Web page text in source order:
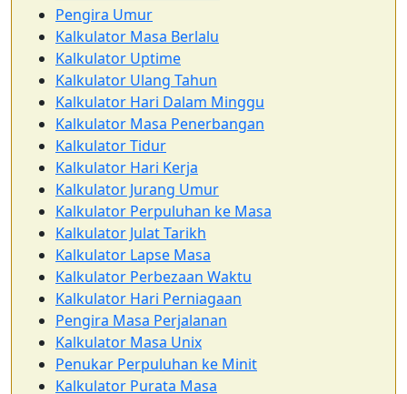
Pengira Umur
Kalkulator Masa Berlalu
Kalkulator Uptime
Kalkulator Ulang Tahun
Kalkulator Hari Dalam Minggu
Kalkulator Masa Penerbangan
Kalkulator Tidur
Kalkulator Hari Kerja
Kalkulator Jurang Umur
Kalkulator Perpuluhan ke Masa
Kalkulator Julat Tarikh
Kalkulator Lapse Masa
Kalkulator Perbezaan Waktu
Kalkulator Hari Perniagaan
Pengira Masa Perjalanan
Kalkulator Masa Unix
Penukar Perpuluhan ke Minit
Kalkulator Purata Masa